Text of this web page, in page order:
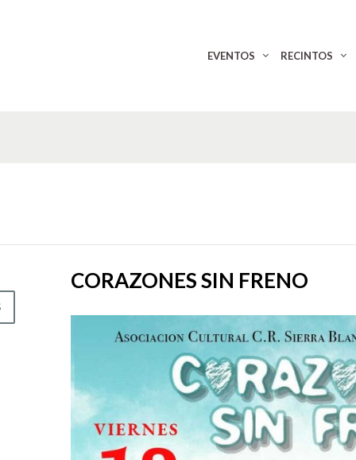
EVENTOS RECINTOS
CORAZONES SIN FRENO